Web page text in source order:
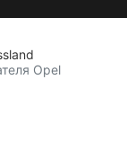
Opel